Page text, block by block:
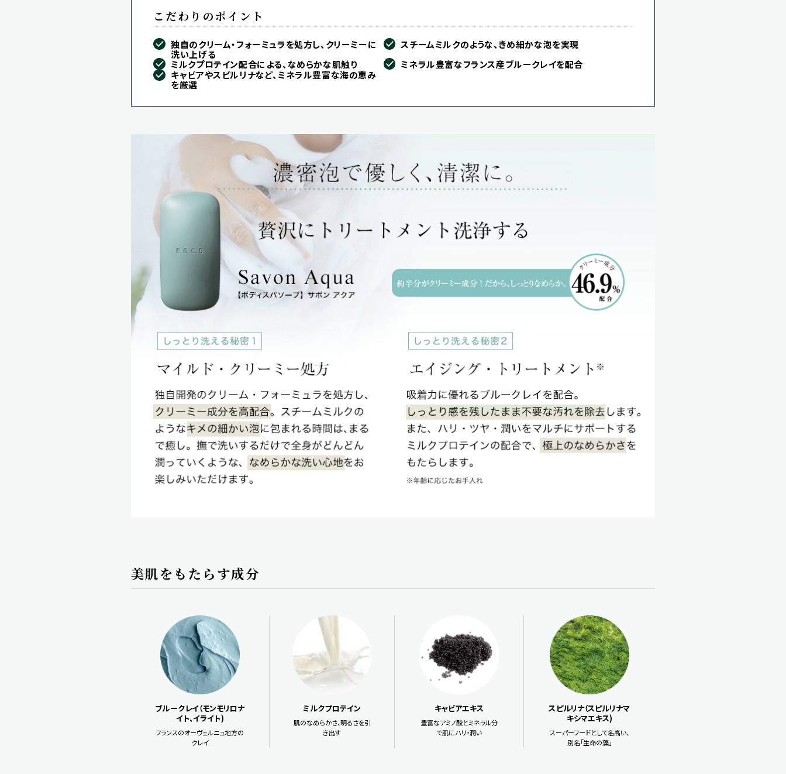
こだわりのポイント
独自のクリーム・フォーミュラを処方し、クリーミーに
洗い上げる
スチームミルクのような、きめ細かな泡を実現
ミルクプロテイン配合による、なめらかな肌触り
ミネラル豊富なフランス産ブルークレイを配合
キャビアやスピルリナなど、ミネラル豊富な海の恵み
を厳選
美肌をもたらす成分
ブルークレイ（モンモリロナ
イト、イライト)
フランスのオーヴェルニュ地方の
クレイ
ミルクプロテイン
肌のなめらかさ、明るさを引
き出す
キャビアエキス
豊富なアミノ酸とミネラル分
で肌にハリ・潤い
スピルリナ（スピルリナマ
キシマエキス)
スーパーフードとして名高い、
別名「生命の藻」